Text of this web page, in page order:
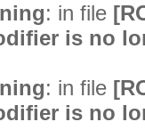
: in file
is no
: in file
is no